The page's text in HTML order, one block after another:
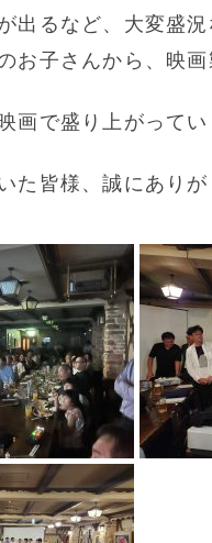
出るなど、大変盛
お子さんから、映
画で盛り上がって
た皆様、誠にあり